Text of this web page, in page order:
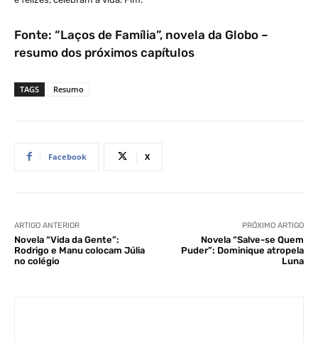
Fonte: “Laços de Família”, novela da Globo –
resumo dos próximos capítulos
TAGS Resumo
Facebook X
ARTIGO ANTERIOR
Novela “Vida da Gente”:
Rodrigo e Manu colocam Júlia
no colégio
PRÓXIMO ARTIGO
Novela “Salve-se Quem
Puder”: Dominique atropela
Luna